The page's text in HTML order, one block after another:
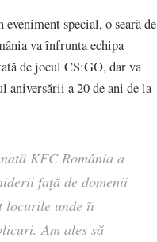
special, o seară de
va înfrunta echipa
de jocul CS:GO, dar va
aniversării a 20 de ani de la
KFC România a
față de domenii
locurile unde îi
Am ales să